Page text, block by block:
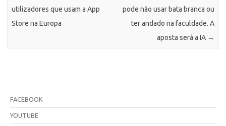
utilizadores que usam a App
Store na Europa
pode não usar bata branca ou
ter andado na faculdade. A
aposta será a IA →
FACEBOOK
YOUTUBE